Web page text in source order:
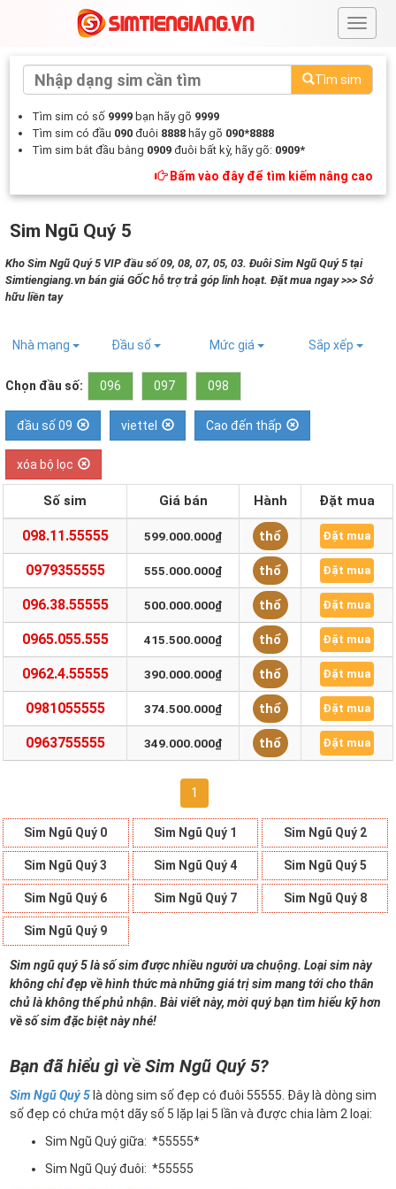
#
Tìm sim
Tìm sim có số 9999 bạn hãy gõ 9999
Tìm sim có đầu 090 đuôi 8888 hãy gõ 090*8888
Tìm sim bắt đầu bằng 0909 đuôi bất kỳ, hãy gõ: 0909*
Bấm vào đây để tìm kiếm nâng cao
Sim Ngũ Quý 5
Kho Sim Ngũ Quý 5 VIP đầu số 09, 08, 07, 05, 03. Đuôi Sim Ngũ Quý 5 tại
Simtiengiang.vn bán giá GỐC hỗ trợ trả góp linh hoạt. Đặt mua ngay >>> Sở
hữu liền tay
Nhà mạng Đầu số Mức giá Sắp xếp
Chọn đầu số: 096 097 098
đầu số 09 viettel Cao đến thấp
xóa bộ lọc
Số sim Giá bán Hành Đặt mua
098.11.55555 599.000.000₫ thổ Đặt mua
0979355555 555.000.000₫ thổ Đặt mua
096.38.55555 500.000.000₫ thổ Đặt mua
0965.055.555 415.500.000₫ thổ Đặt mua
0962.4.55555 390.000.000₫ thổ Đặt mua
0981055555 374.500.000₫ thổ Đặt mua
0963755555 349.000.000₫ thổ Đặt mua
1
Sim Ngũ Quý 0 Sim Ngũ Quý 1 Sim Ngũ Quý 2
Sim Ngũ Quý 3 Sim Ngũ Quý 4 Sim Ngũ Quý 5
Sim Ngũ Quý 6 Sim Ngũ Quý 7 Sim Ngũ Quý 8
Sim Ngũ Quý 9
Sim ngũ quý 5 là số sim được nhiều người ưa chuộng. Loại sim này
không chỉ đẹp về hình thức mà những giá trị sim mang tới cho thân
chủ là không thể phủ nhận. Bài viết này, mời quý bạn tìm hiểu kỹ hơn
về số sim đặc biệt này nhé!
Bạn đã hiểu gì về Sim Ngũ Quý 5?
Sim Ngũ Quý 5 là dòng sim số đẹp có đuôi 55555. Đây là dòng sim
số đẹp có chứa một dãy số 5 lặp lại 5 lần và được chia làm 2 loại:
Sim Ngũ Quý giữa: *55555*
Sim Ngũ Quý đuôi: *55555